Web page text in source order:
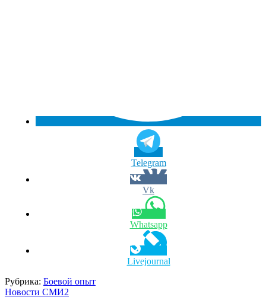
Telegram
Vk
Whatsapp
Livejournal
Рубрика: Боевой опыт
Новости СМИ2